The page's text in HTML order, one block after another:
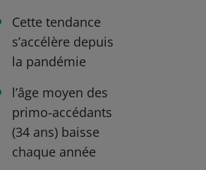
Cette tendance
s’accélère depuis
la pandémie
l’âge moyen des
primo-accédants
(34 ans) baisse
chaque année